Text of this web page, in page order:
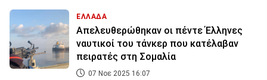
ΕΛΛΑΔΑ
Απελευθερώθηκαν οι πέντε Έλληνες
ναυτικοί του τάνκερ που κατέλαβαν
πειρατές στη Σομαλία
07 Νοε 2025 16:07